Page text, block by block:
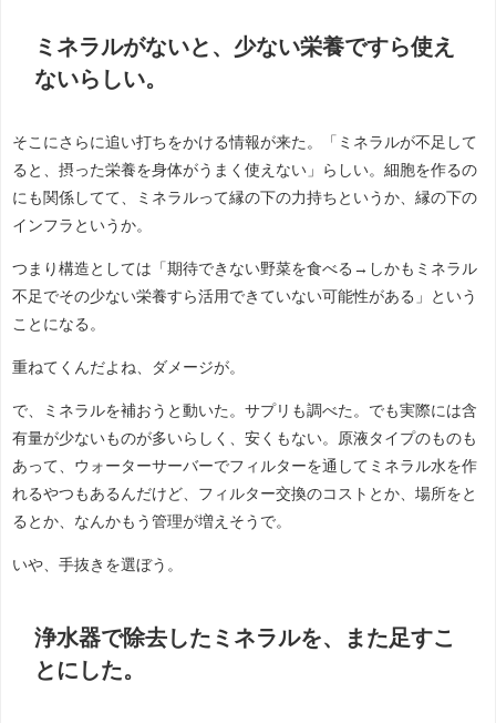
ミネラルがないと、少ない栄養ですら使え
ないらしい。
そこにさらに追い打ちをかける情報が来た。「ミネラルが不足して
ると、摂った栄養を身体がうまく使えない」らしい。細胞を作るの
にも関係してて、ミネラルって縁の下の力持ちというか、縁の下の
インフラというか。
つまり構造としては「期待できない野菜を食べる→しかもミネラル
不足でその少ない栄養すら活用できていない可能性がある」という
ことになる。
重ねてくんだよね、ダメージが。
で、ミネラルを補おうと動いた。サプリも調べた。でも実際には含
有量が少ないものが多いらしく、安くもない。原液タイプのものも
あって、ウォーターサーバーでフィルターを通してミネラル水を作
れるやつもあるんだけど、フィルター交換のコストとか、場所をと
るとか、なんかもう管理が増えそうで。
いや、手抜きを選ぼう。
浄水器で除去したミネラルを、また足すこ
とにした。